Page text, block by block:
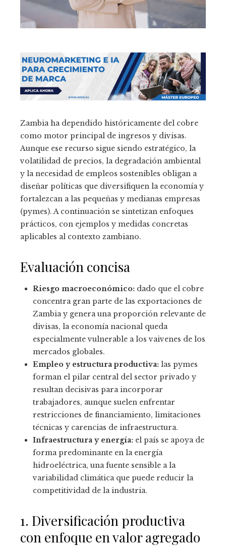
Zambia ha dependido históricamente del cobre
como motor principal de ingresos y divisas.
Aunque ese recurso sigue siendo estratégico, la
volatilidad de precios, la degradación ambiental
y la necesidad de empleos sostenibles obligan a
diseñar políticas que diversifiquen la economía y
fortalezcan a las pequeñas y medianas empresas
(pymes). A continuación se sintetizan enfoques
prácticos, con ejemplos y medidas concretas
aplicables al contexto zambiano.
Evaluación concisa
Riesgo macroeconómico: dado que el cobre
concentra gran parte de las exportaciones de
Zambia y genera una proporción relevante de
divisas, la economía nacional queda
especialmente vulnerable a los vaivenes de los
mercados globales.
Empleo y estructura productiva: las pymes
forman el pilar central del sector privado y
resultan decisivas para incorporar
trabajadores, aunque suelen enfrentar
restricciones de financiamiento, limitaciones
técnicas y carencias de infraestructura.
Infraestructura y energía: el país se apoya de
forma predominante en la energía
hidroeléctrica, una fuente sensible a la
variabilidad climática que puede reducir la
competitividad de la industria.
1. Diversificación productiva
con enfoque en valor agregado